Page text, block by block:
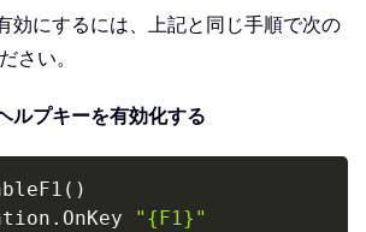
効にするには、上記と同じ手順で次の
さい。
ルプキーを有効化する
( )
. OnKey "{F1}"